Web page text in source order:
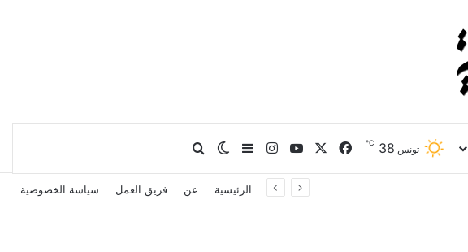
تونس 38
℃ فيسبوك يوتيوبانستقرامإضافة عمود جانبي
الوضع المظلم
بحث عن
الرئيسية عن فريق العمل سياسة الخصوصية